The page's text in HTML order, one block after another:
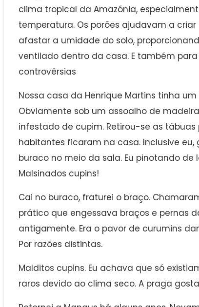
clima tropical da Amazónia,
temperatura. Os porões ajudavam a
afastar a umidade do solo,
ventilado dentro da casa. E também
controvérsias
Nossa casa da Henrique Martins tinha
Obviamente sob um assoalho de
infestado de cupim. Retirou-se as
habitantes ficaram na casa. Inclusive eu,
buraco no meio da sala. Eu pinotando de
Malsinados cupins!
Cai no buraco, fraturei o braço.
prático que engessava braços e pernas
antigamente. Era o pavor de curumins
Por razões distintas.
Malditos cupins. Eu achava que só
raros devido ao clima seco. A praga